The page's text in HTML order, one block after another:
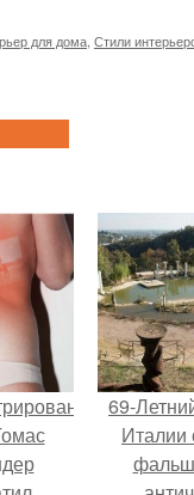
для дома Стили
69-
Италии